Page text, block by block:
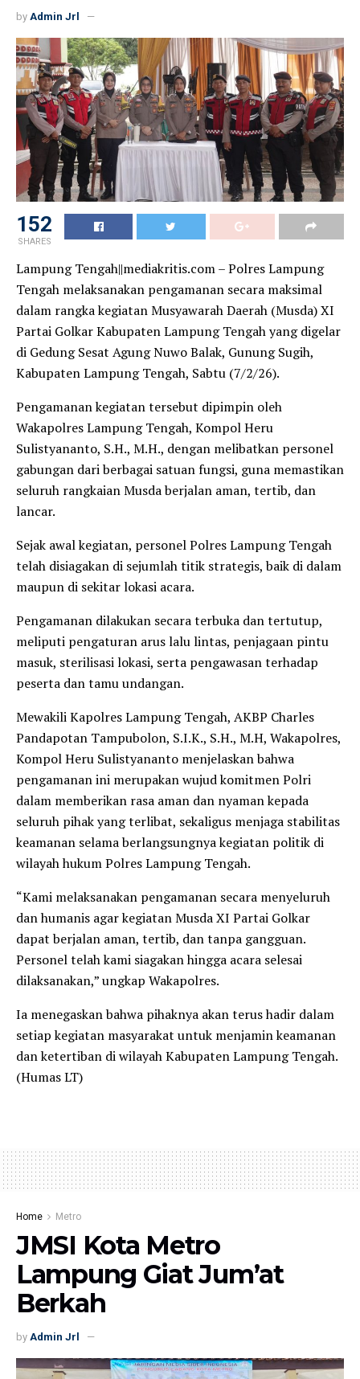
by Admin Jrl
152
SHARES
Lampung Tengah||mediakritis.com – Polres Lampung
Tengah melaksanakan pengamanan secara maksimal
dalam rangka kegiatan Musyawarah Daerah (Musda) XI
Partai Golkar Kabupaten Lampung Tengah yang digelar
di Gedung Sesat Agung Nuwo Balak, Gunung Sugih,
Kabupaten Lampung Tengah, Sabtu (7/2/26).
Pengamanan kegiatan tersebut dipimpin oleh
Wakapolres Lampung Tengah, Kompol Heru
Sulistyananto, S.H., M.H., dengan melibatkan personel
gabungan dari berbagai satuan fungsi, guna memastikan
seluruh rangkaian Musda berjalan aman, tertib, dan
lancar.
Sejak awal kegiatan, personel Polres Lampung Tengah
telah disiagakan di sejumlah titik strategis, baik di dalam
maupun di sekitar lokasi acara.
Pengamanan dilakukan secara terbuka dan tertutup,
meliputi pengaturan arus lalu lintas, penjagaan pintu
masuk, sterilisasi lokasi, serta pengawasan terhadap
peserta dan tamu undangan.
Mewakili Kapolres Lampung Tengah, AKBP Charles
Pandapotan Tampubolon, S.I.K., S.H., M.H, Wakapolres,
Kompol Heru Sulistyananto menjelaskan bahwa
pengamanan ini merupakan wujud komitmen Polri
dalam memberikan rasa aman dan nyaman kepada
seluruh pihak yang terlibat, sekaligus menjaga stabilitas
keamanan selama berlangsungnya kegiatan politik di
wilayah hukum Polres Lampung Tengah.
“Kami melaksanakan pengamanan secara menyeluruh
dan humanis agar kegiatan Musda XI Partai Golkar
dapat berjalan aman, tertib, dan tanpa gangguan.
Personel telah kami siagakan hingga acara selesai
dilaksanakan,” ungkap Wakapolres.
Ia menegaskan bahwa pihaknya akan terus hadir dalam
setiap kegiatan masyarakat untuk menjamin keamanan
dan ketertiban di wilayah Kabupaten Lampung Tengah.
(Humas LT)
Home Metro
JMSI Kota Metro
Lampung Giat Jum’at
Berkah
by Admin Jrl